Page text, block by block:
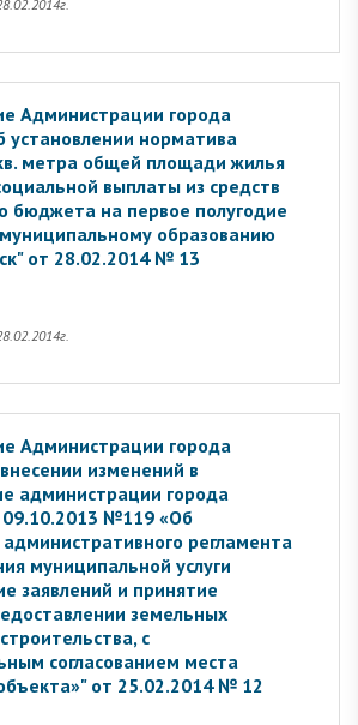
Администрации города
установлении норматива
метра общей площади жилья
выплаты из средств
бюджета на первое полугодие
образованию
от 28.02.2014 № 13
Администрации города
изменений в
администрации города
09.10.2013 №119 «Об
регламента
муниципальной услуги
заявлений и принятие
земельных
с
согласованием места
от 25.02.2014 № 12